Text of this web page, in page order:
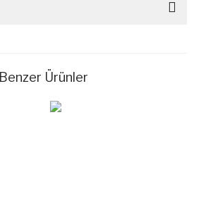
Benzer Ürünler